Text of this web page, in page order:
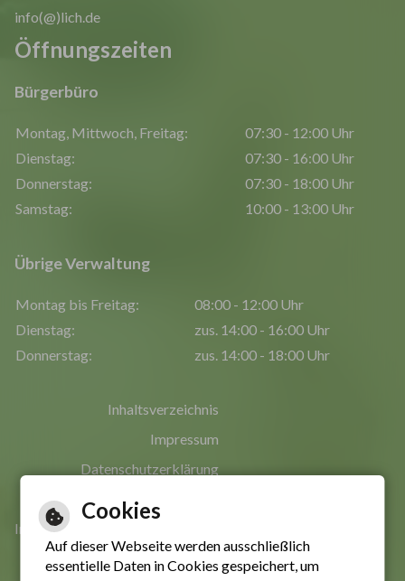
info(@)lich.de
Öffnungszeiten
Bürgerbüro
Montag, Mittwoch, Freitag:
Dienstag:
Donnerstag:
Samstag:
07:30 - 12:00 Uhr
07:30 - 16:00 Uhr
07:30 - 18:00 Uhr
10:00 - 13:00 Uhr
Übrige Verwaltung
Montag bis Freitag:
Dienstag:
Donnerstag:
08:00 - 12:00 Uhr
zus. 14:00 - 16:00 Uhr
zus. 14:00 - 18:00 Uhr
Inhaltsverzeichnis
Impressum
Datenschutzerklärung
Erklärung zur Barrierefreiheit
Informationen in leichter Sprache
Cookies
Auf dieser Webseite werden ausschließlich
essentielle Daten in Cookies gespeichert, um